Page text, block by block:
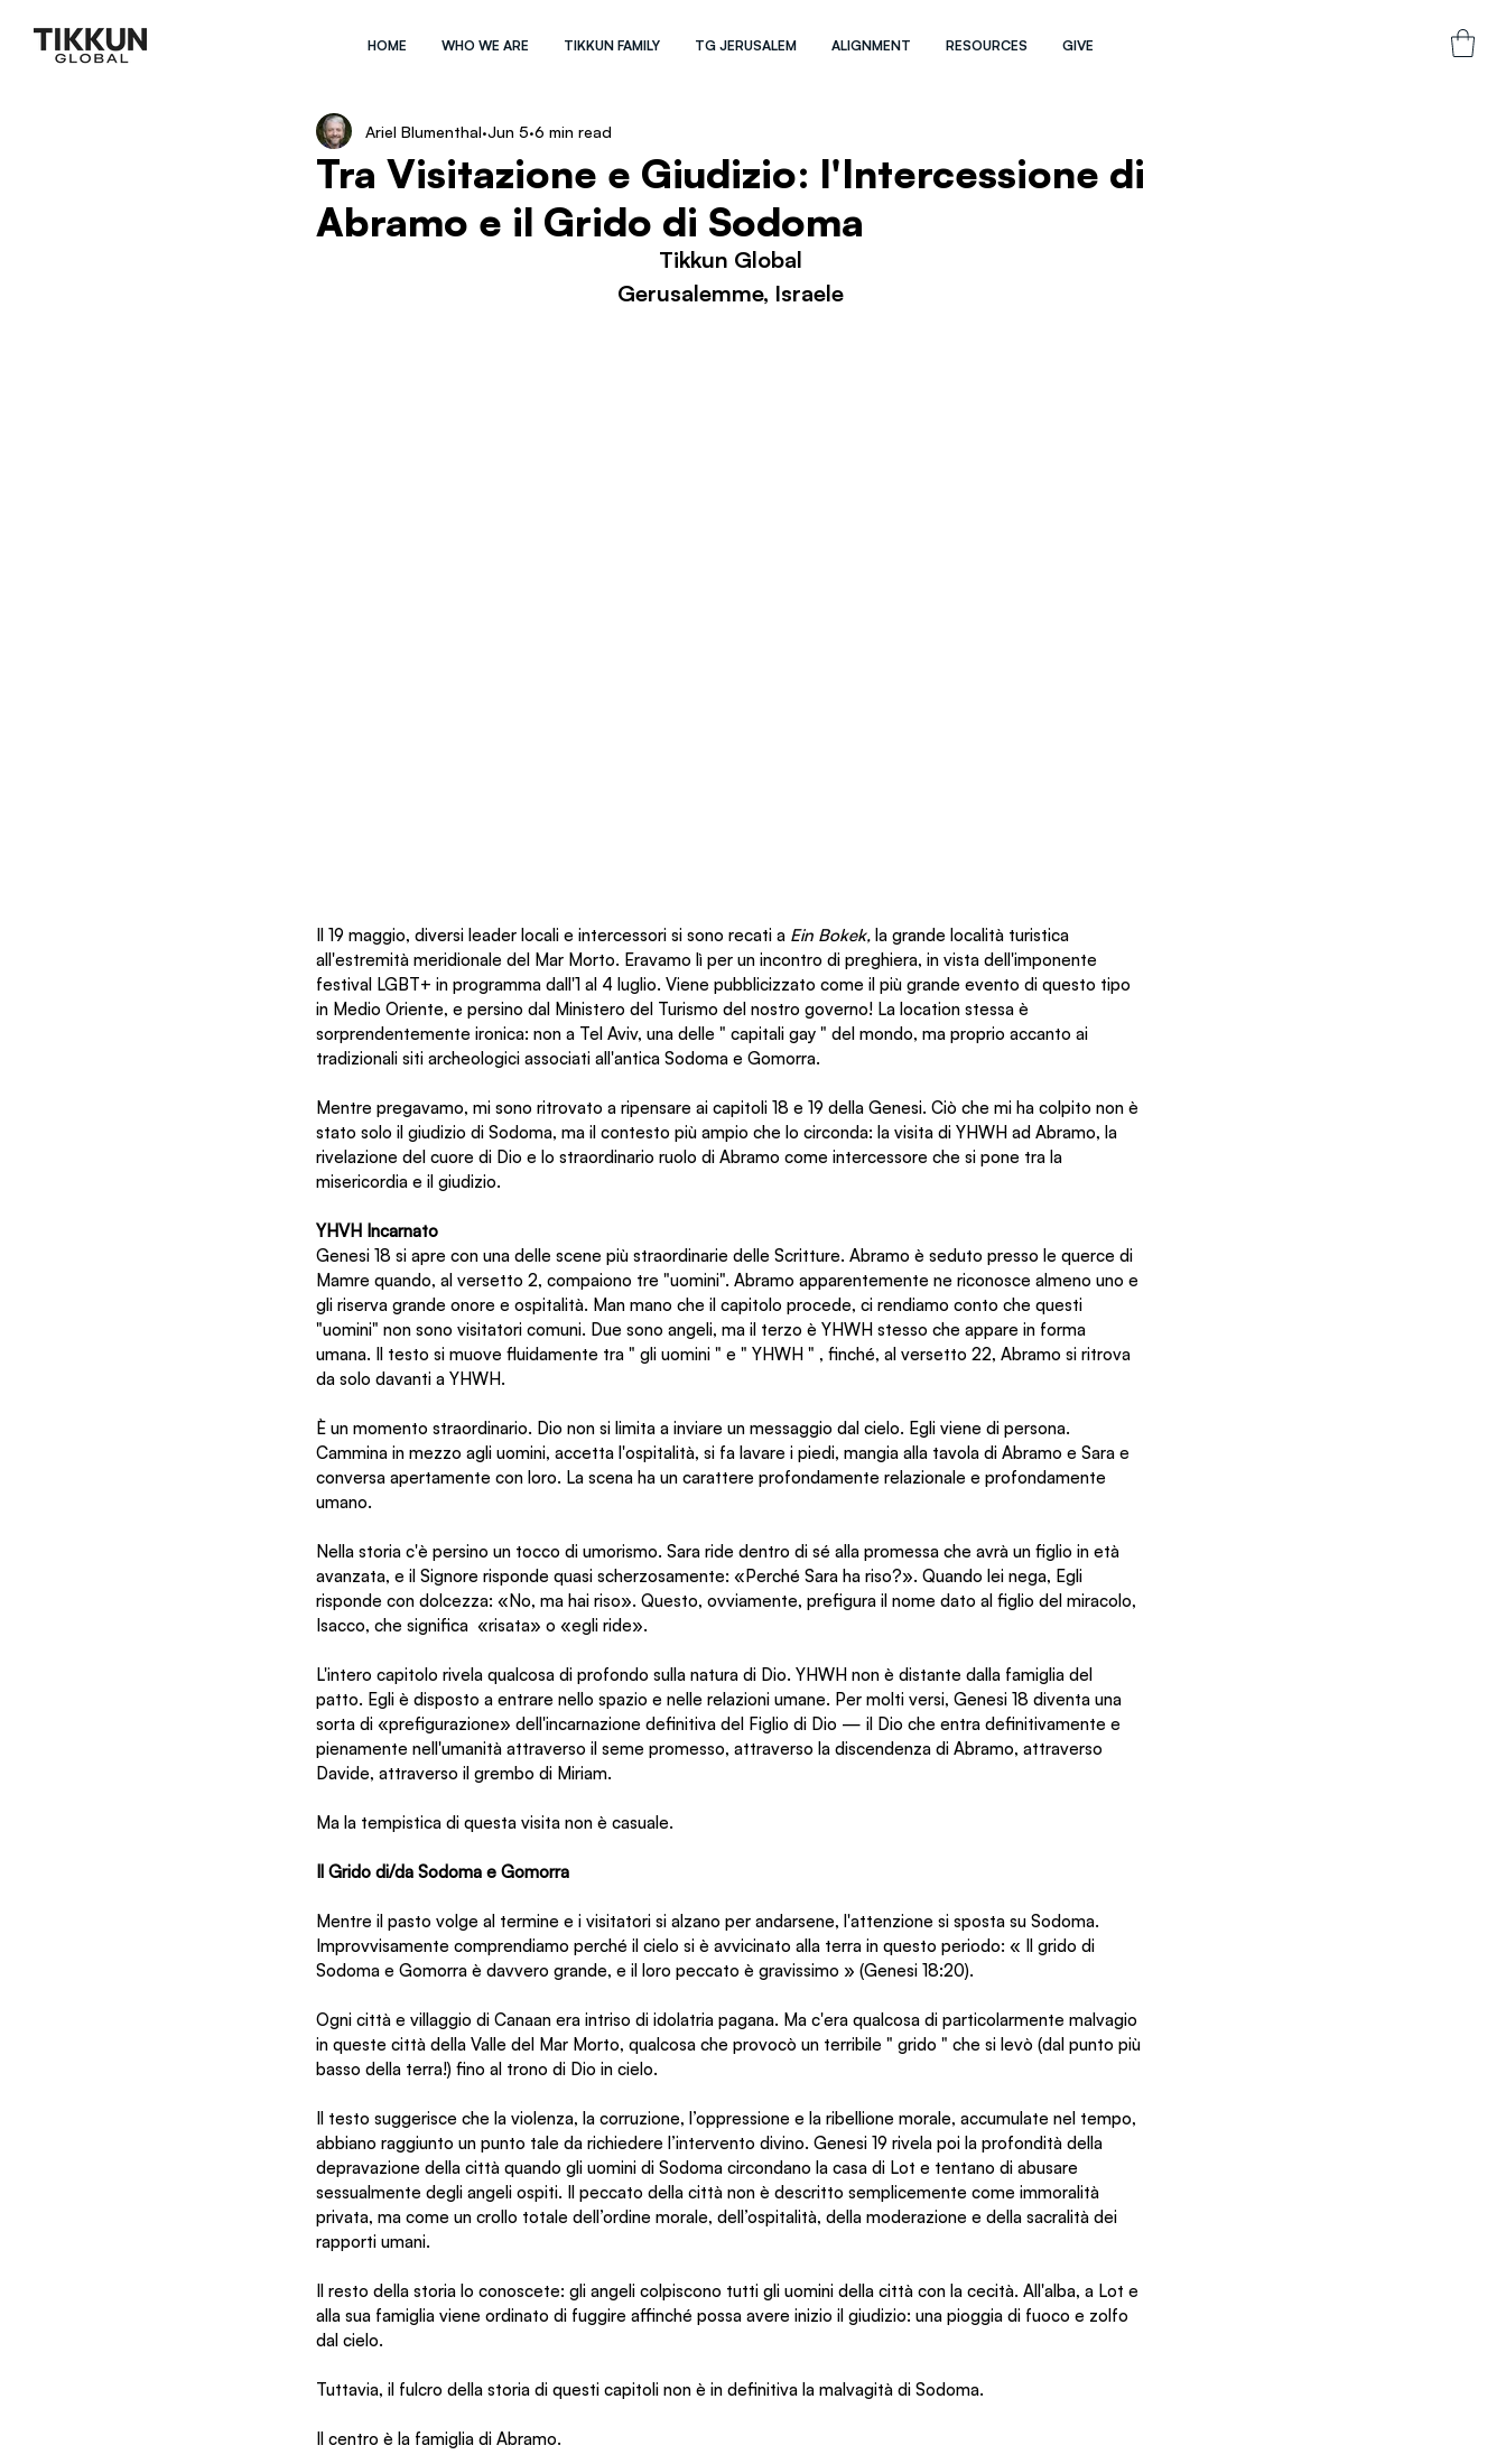
HOME WHO WE ARE TIKKUN FAMILY TG JERUSALEM ALIGNMENT RESOURCES GIVE
Tra Visitazione e Giudizio: l'Intercessione di
Abramo e il Grido di Sodoma
Ariel Blumenthal Jun 5 6 min read
Tikkun Global
Gerusalemme, Israele
Il 19 maggio, diversi leader locali e intercessori si sono recati a Ein Bokek, la grande località turistica
all'estremità meridionale del Mar Morto. Eravamo lì per un incontro di preghiera, in vista dell'imponente
festival LGBT+ in programma dall'1 al 4 luglio. Viene pubblicizzato come il più grande evento di questo tipo
in Medio Oriente, e persino dal Ministero del Turismo del nostro governo! La location stessa è
sorprendentemente ironica: non a Tel Aviv, una delle " capitali gay " del mondo, ma proprio accanto ai
tradizionali siti archeologici associati all'antica Sodoma e Gomorra.
Mentre pregavamo, mi sono ritrovato a ripensare ai capitoli 18 e 19 della Genesi. Ciò che mi ha colpito non è
stato solo il giudizio di Sodoma, ma il contesto più ampio che lo circonda: la visita di YHWH ad Abramo, la
rivelazione del cuore di Dio e lo straordinario ruolo di Abramo come intercessore che si pone tra la
misericordia e il giudizio.
YHVH Incarnato
Genesi 18 si apre con una delle scene più straordinarie delle Scritture. Abramo è seduto presso le querce di
Mamre quando, al versetto 2, compaiono tre "uomini". Abramo apparentemente ne riconosce almeno uno e
gli riserva grande onore e ospitalità. Man mano che il capitolo procede, ci rendiamo conto che questi
"uomini" non sono visitatori comuni. Due sono angeli, ma il terzo è YHWH stesso che appare in forma
umana. Il testo si muove fluidamente tra " gli uomini " e " YHWH " , finché, al versetto 22, Abramo si ritrova
da solo davanti a YHWH.
È un momento straordinario. Dio non si limita a inviare un messaggio dal cielo. Egli viene di persona.
Cammina in mezzo agli uomini, accetta l'ospitalità, si fa lavare i piedi, mangia alla tavola di Abramo e Sara e
conversa apertamente con loro. La scena ha un carattere profondamente relazionale e profondamente
umano.
Nella storia c'è persino un tocco di umorismo. Sara ride dentro di sé alla promessa che avrà un figlio in età
avanzata, e il Signore risponde quasi scherzosamente: «Perché Sara ha riso?». Quando lei nega, Egli
risponde con dolcezza: «No, ma hai riso». Questo, ovviamente, prefigura il nome dato al figlio del miracolo,
Isacco, che significa  «risata» o «egli ride».
L'intero capitolo rivela qualcosa di profondo sulla natura di Dio. YHWH non è distante dalla famiglia del
patto. Egli è disposto a entrare nello spazio e nelle relazioni umane. Per molti versi, Genesi 18 diventa una
sorta di «prefigurazione» dell'incarnazione definitiva del Figlio di Dio — il Dio che entra definitivamente e
pienamente nell'umanità attraverso il seme promesso, attraverso la discendenza di Abramo, attraverso
Davide, attraverso il grembo di Miriam.
Ma la tempistica di questa visita non è casuale.
Il Grido di/da Sodoma e Gomorra
Mentre il pasto volge al termine e i visitatori si alzano per andarsene, l'attenzione si sposta su Sodoma.
Improvvisamente comprendiamo perché il cielo si è avvicinato alla terra in questo periodo: « Il grido di
Sodoma e Gomorra è davvero grande, e il loro peccato è gravissimo » (Genesi 18:20).
Ogni città e villaggio di Canaan era intriso di idolatria pagana. Ma c'era qualcosa di particolarmente malvagio
in queste città della Valle del Mar Morto, qualcosa che provocò un terribile " grido " che si levò (dal punto più
basso della terra!) fino al trono di Dio in cielo.
Il testo suggerisce che la violenza, la corruzione, l’oppressione e la ribellione morale, accumulate nel tempo,
abbiano raggiunto un punto tale da richiedere l’intervento divino. Genesi 19 rivela poi la profondità della
depravazione della città quando gli uomini di Sodoma circondano la casa di Lot e tentano di abusare
sessualmente degli angeli ospiti. Il peccato della città non è descritto semplicemente come immoralità
privata, ma come un crollo totale dell’ordine morale, dell’ospitalità, della moderazione e della sacralità dei
rapporti umani.
Il resto della storia lo conoscete: gli angeli colpiscono tutti gli uomini della città con la cecità. All'alba, a Lot e
alla sua famiglia viene ordinato di fuggire affinché possa avere inizio il giudizio: una pioggia di fuoco e zolfo
dal cielo.
Tuttavia, il fulcro della storia di questi capitoli non è in definitiva la malvagità di Sodoma.
Il centro è la famiglia di Abramo.